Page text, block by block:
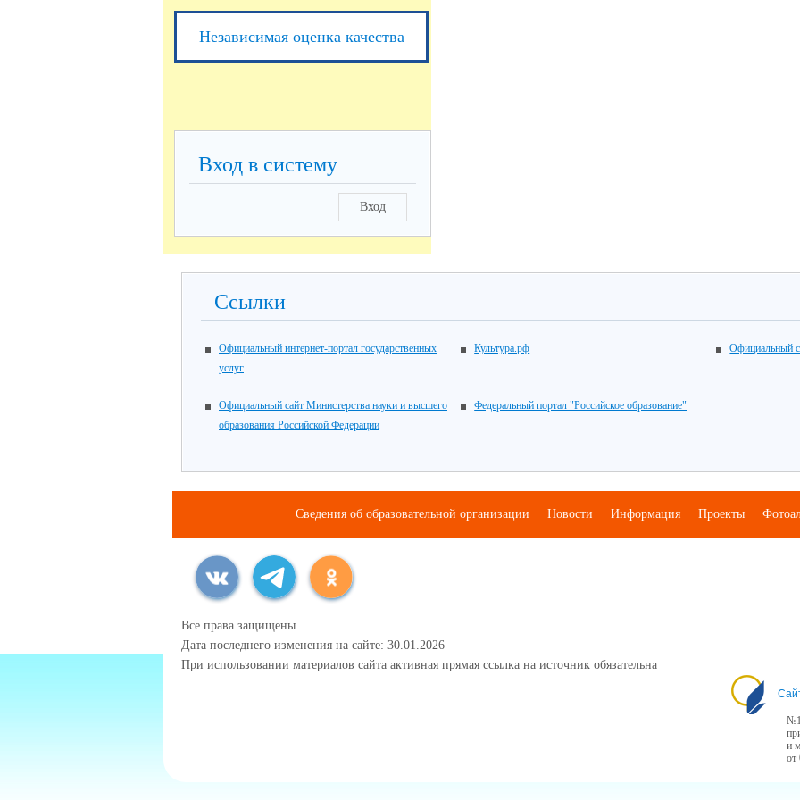
Независимая оценка качества
Вход в систему
Вход
Ссылки
Официальный интернет-портал государственных
услуг
Культура.рф Официальный
Официальный сайт Министерства науки и высшего
образования Российской Федерации
Федеральный портал "Российское образование"
Сведения об образовательной организации Новости Информация Проекты
Все права защищены.
Дата последнего изменения на сайте: 30.01.2026
При использовании материалов сайта активная прямая ссылка на источник обязательна
и
от